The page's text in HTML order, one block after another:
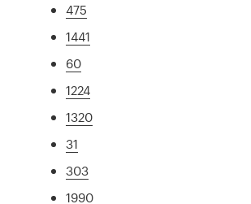
475
1441
60
1224
1320
31
303
1990